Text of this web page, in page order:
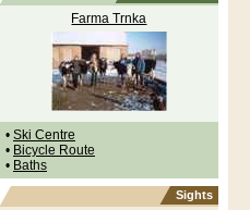
Farma Trnka
• Ski Centre
• Bicycle Route
• Baths
Sights